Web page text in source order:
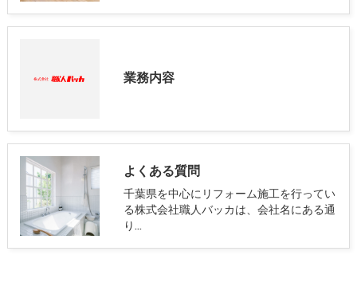
業務内容
よくある質問
千葉県を中心にリフォーム施工を行ってい
る株式会社職人バッカは、会社名にある通
り…